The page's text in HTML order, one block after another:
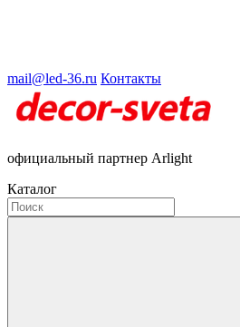
mail@led-36.ru Контакты
официальный партнер Arlight
Каталог